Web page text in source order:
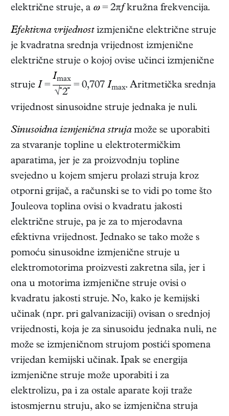
električne struje, a ω= 2πfkružna frekvencija.
Efektivna vrijednostizmjenične električne struje
je kvadratna srednja vrijednost izmjenične
električne struje o kojoj ovise učinci izmjenične
struje I =
Imax
√ 2
= 0,707 Imax. Aritmetička srednja
vrijednost sinusoidne struje jednaka je nuli.
Sinusoidna izmjenična strujamože se uporabiti
za stvaranje topline u elektrotermičkim
aparatima, jer je za proizvodnju topline
svejedno u kojem smjeru prolazi struja kroz
otporni grijač, a računski se to vidi po tome što
Jouleova toplina ovisi o kvadratu jakosti
električne struje, pa je za to mjerodavna
efektivna vrijednost. Jednako se tako može s
pomoću sinusoidne izmjenične struje u
elektromotorima proizvesti zakretna sila, jer i
ona u motorima izmjenične struje ovisi o
kvadratu jakosti struje. No, kako je kemijski
učinak (npr. pri galvanizaciji) ovisan o srednjoj
vrijednosti, koja je za sinusoidu jednaka nuli, ne
može se izmjeničnom strujom postići spomena
vrijedan kemijski učinak. Ipak se energija
izmjenične struje može uporabiti i za
elektrolizu, pa i za ostale aparate koji traže
istosmjernu struju, ako se izmjenična struja